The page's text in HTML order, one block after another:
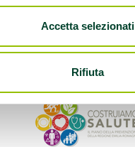
Accetta selezionati
Rifiuta